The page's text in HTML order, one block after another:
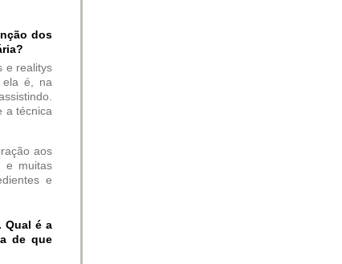
dos
e realitys
ela é, na
a técnica
aos
e muitas
e
Qual é a
de que